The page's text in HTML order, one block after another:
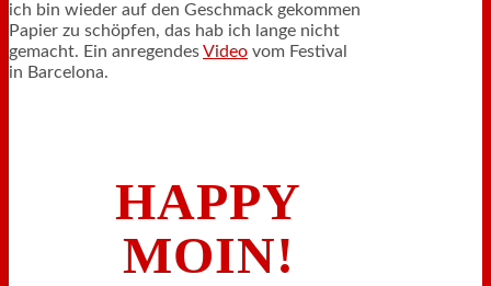
ich bin wieder auf den Geschmack gekommen
Papier zu schöpfen, das hab ich lange nicht
gemacht. Ein anregendesVideo vom Festival
in Barcelona.
HAPPY
MOIN!